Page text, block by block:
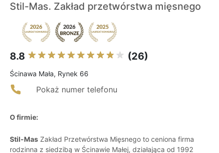
Stil-Mas. Zakład przetwórstwa mięsnego
8.8 (26)
Ścinawa Mała, Rynek 66
Pokaż numer telefonu
O firmie:
Stil-Mas Zakład Przetwórstwa Mięsnego to ceniona firma
rodzinna z siedzibą w Ścinawie Małej, działająca od 1992